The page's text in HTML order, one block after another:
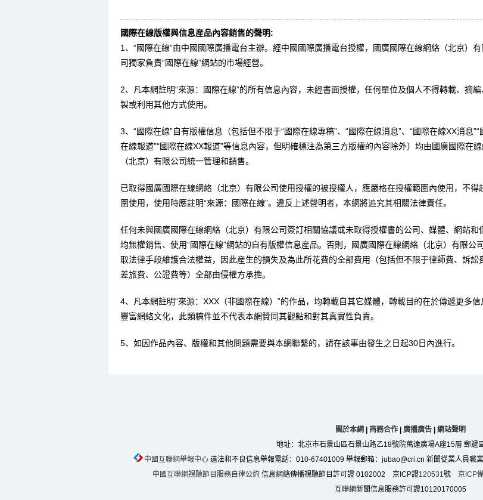
國際在線版權與信息産品內容銷售的聲明:
1、“國際在線”由中國國際廣播電台主辦。經中國國際廣播電台授權，國廣國際在線網絡（北京）
司獨家負責“國際在線”網站的市場經營。
2、凡本網註明“來源：國際在線”的所有信息內容，未經書面授權，任何單位及個人不得轉載、摘
製或利用其他方式使用。
3、“國際在線”自有版權信息（包括但不限于“國際在線專稿”、“國際在線消息”、“國際在線XX消息”“
在線報道”“國際在線XX報道”等信息內容，但明確標注為第三方版權的內容除外）均由國廣國際在
（北京）有限公司統一管理和銷售。
已取得國廣國際在線網絡（北京）有限公司使用授權的被授權人，應嚴格在授權範圍內使用，不得
圍使用，使用時應註明“來源：國際在線”。違反上述聲明者，本網將追究其相關法律責任。
任何未與國廣國際在線網絡（北京）有限公司簽訂相關協議或未取得授權書的公司、媒體、網站和
均無權銷售、使用“國際在線”網站的自有版權信息産品。否則，國廣國際在線網絡（北京）有限公
取法律手段維護合法權益，因此産生的損失及為此所花費的全部費用（包括但不限于律師費、訴訟
差旅費、公證費等）全部由侵權方承擔。
4、凡本網註明“來源：XXX（非國際在線）”的作品，均轉載自其它媒體，轉載目的在於傳遞更多信
豐富網絡文化，此類稿件並不代表本網贊同其觀點和對其真實性負責。
5、如因作品內容、版權和其他問題需要與本網聯繫的，請在該事由發生之日起30日內進行。
關於本網 商務合作| 廣播廣告| 網站聲明
地址：北京市石景山區石景山路乙18號院萬達廣場A座15層 郵遞
中國互聯網舉報中心違法和不良信息舉報電話：010-67401009 舉報郵箱：jubao@cri.cn 新聞從業人員職
中國互聯網視聽節目服務自律公約 信息網絡傳播視聽節目許可證 0102002 京ICP證120531號 京ICP
互聯網新聞信息服務許可證10120170005